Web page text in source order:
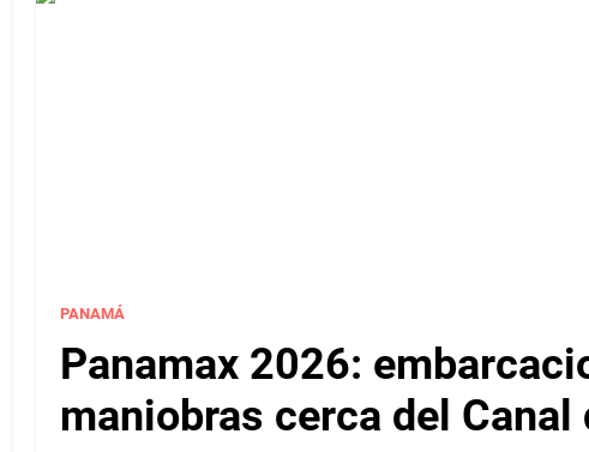
PANAMÁ
Panamax 2026:
maniobras cerca del Canal